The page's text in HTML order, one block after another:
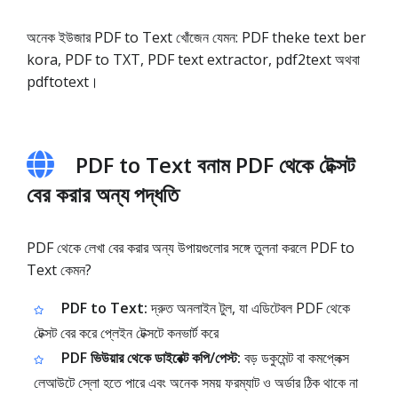
অনেক ইউজার PDF to Text খোঁজেন যেমন: PDF theke text ber
kora, PDF to TXT, PDF text extractor, pdf2text অথবা
pdftotext।
PDF to Text বনাম PDF থেকে টেক্সট
বের করার অন্য পদ্ধতি
PDF থেকে লেখা বের করার অন্য উপায়গুলোর সঙ্গে তুলনা করলে PDF to
Text কেমন?
PDF to Text:দ্রুত অনলাইন টুল, যা এডিটেবল PDF থেকে
টেক্সট বের করে প্লেইন টেক্সটে কনভার্ট করে
PDF ভিউয়ার থেকে ডাইরেক্ট কপি/পেস্ট: বড় ডকুমেন্ট বা কমপ্লেক্স
লেআউটে স্লো হতে পারে এবং অনেক সময় ফরম্যাট ও অর্ডার ঠিক থাকে না